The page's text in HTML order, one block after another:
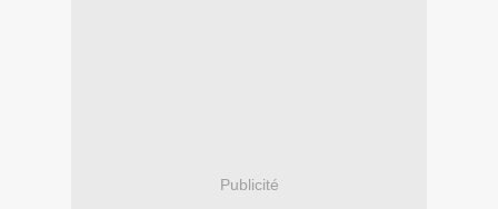
Publicité